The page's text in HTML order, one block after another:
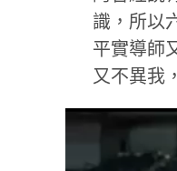
識，所以
平實導師
又不異我